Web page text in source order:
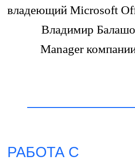
владеющий Мicrosoft
Владимир
Маnagеr
РАБОТА С